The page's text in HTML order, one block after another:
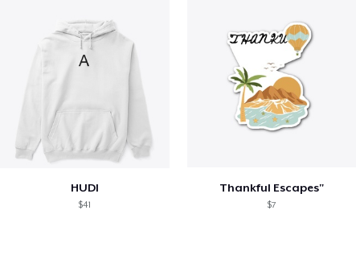
HUDI
$41
Thankful Escapes"
$7